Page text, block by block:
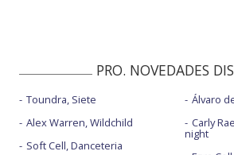
PRO. NOVEDADES
Toundra, Siete
Alex Warren, Wildchild
Soft Cell, Danceteria
Álvaro
Carly
night